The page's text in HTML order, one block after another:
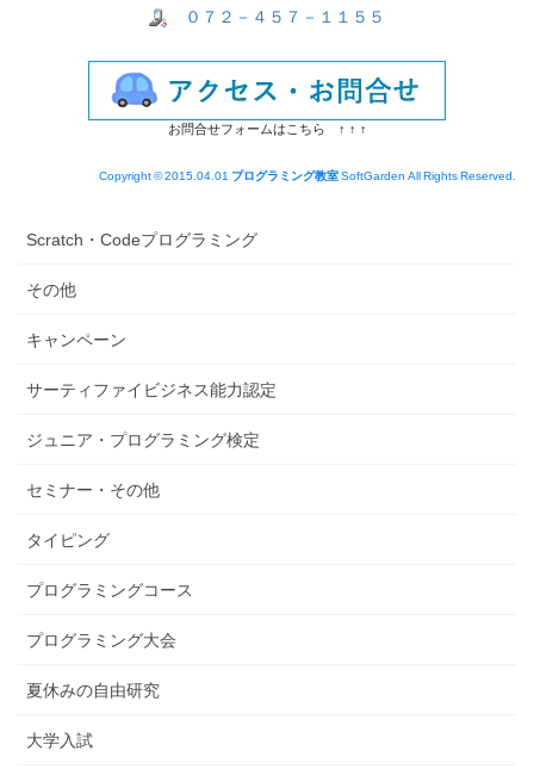
０７２－４５７－１１５５
お問合せフォームはこちら ↑ ↑ ↑
Copyright © 2015.04.01 プログラミング教室SoftGarden All Rights Reserved.
Scratch・Codeプログラミング
その他
キャンペーン
サーティファイビジネス能力認定
ジュニア・プログラミング検定
セミナー・その他
タイピング
プログラミングコース
プログラミング大会
夏休みの自由研究
大学入試